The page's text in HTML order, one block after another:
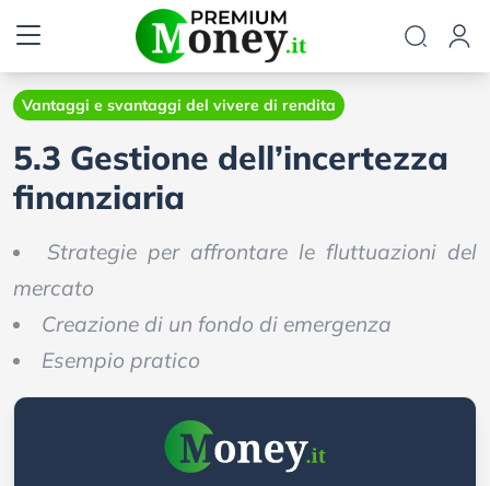
Vantaggi e svantaggi del vivere di rendita
5.3 Gestione dell’incertezza
finanziaria
Strategie per affrontare le fluttuazioni del
mercato
Creazione di un fondo di emergenza
Esempio pratico